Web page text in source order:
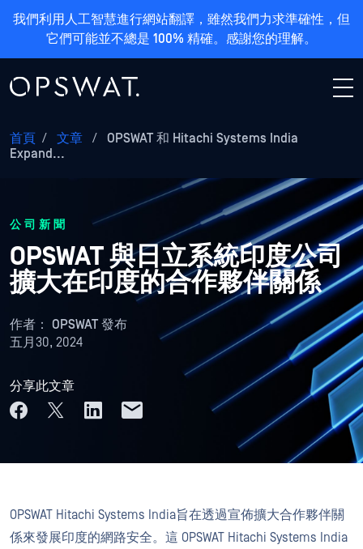
我們利用人工智慧進行網站翻譯，雖然我們力求準確性，但
它們可能並不總是 100% 精確。感謝您的理解。
首頁 / 文章 /
OPSWAT 和 Hitachi Systems India
Expand...
公司新聞
OPSWAT 與日立系統印度公司
擴大在印度的合作夥伴關係
作者： OPSWAT 發布
五月30, 2024
分享此文章
OPSWAT Hitachi Systems India旨在透過宣佈擴大合作夥伴關
係來發展印度的網路安全。這 OPSWAT Hitachi Systems India